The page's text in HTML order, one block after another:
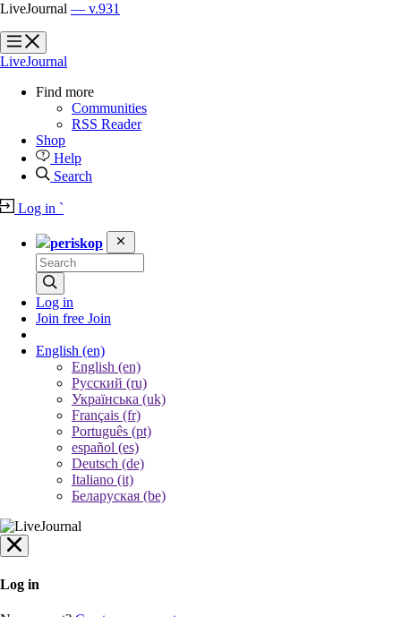
LiveJournal — v.931
?
?
LiveJournal
Find more
Communities
RSS Reader
Shop
Help
Search
Log in `
periskop
Log in
Join free Join
English (en)
English (en)
Русский (ru)
Українська (uk)
Français (fr)
Português (pt)
español (es)
Deutsch (de)
Italiano (it)
Беларуская (be)
Log in